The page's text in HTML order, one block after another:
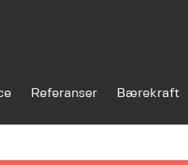
Referanser Bærekraft